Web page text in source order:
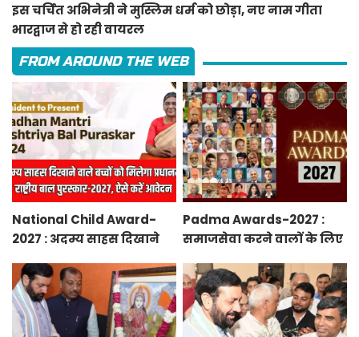
इस चर्चित अभिनेत्री ने मुस्लिम धर्म को छोड़ा, नए नाम गीता
भारद्वाज से हो रही वायरल
FROM AROUND THE WEB
National Child Award-
2027 : अदम्य साहस दिखाने
प्रधानमंत्री राष्ट्रीय बाल
पुरस्कार-2027, ऐसे करें
आवेदन
Padma Awards-2027 :
समाजसेवा करने वालों के लिए
निकाले पद्म पुरस्कार-2027 के
लिए आवेदन